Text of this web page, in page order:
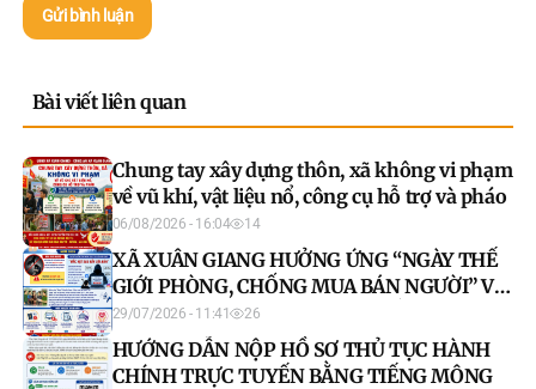
Gửi bình luận
Bài viết liên quan
Chung tay xây dựng thôn, xã không vi phạm
về vũ khí, vật liệu nổ, công cụ hỗ trợ và pháo
06/08/2026 - 16:04 14
XÃ XUÂN GIANG HƯỞNG ỨNG “NGÀY THẾ
GIỚI PHÒNG, CHỐNG MUA BÁN NGƯỜI” VÀ
“NGÀY TOÀN DÂN PHÒNG, CHỐNG MUA
BÁN NGƯỜI 30/7” NĂM 2026
29/07/2026 - 11:41 26
HƯỚNG DẪN NỘP HỒ SƠ THỦ TỤC HÀNH
CHÍNH TRỰC TUYẾN BẰNG TIẾNG MÔNG